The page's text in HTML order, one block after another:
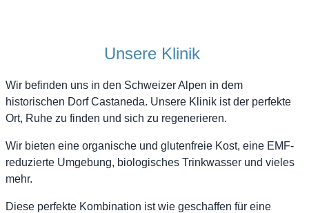
Unsere Klinik
Wir befinden uns in den Schweizer Alpen in dem
historischen Dorf Castaneda. Unsere Klinik ist der perfekte
Ort, Ruhe zu finden und sich zu regenerieren.
Wir bieten eine organische und glutenfreie Kost, eine EMF-
reduzierte Umgebung, biologisches Trinkwasser und vieles
mehr.
Diese perfekte Kombination ist wie geschaffen für eine